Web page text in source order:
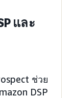
และ
ช่วย
DSP